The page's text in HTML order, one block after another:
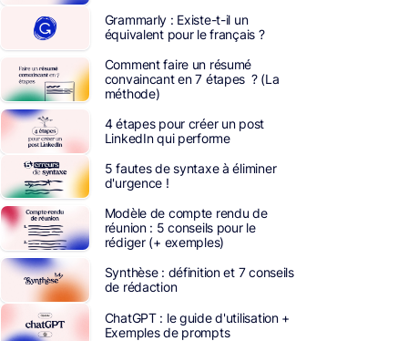
Grammarly : Existe-t-il un
équivalent pour le français ?
Comment faire un résumé
convaincant en 7 étapes ? (La
méthode)
4 étapes pour créer un post
LinkedIn qui performe
5 fautes de syntaxe à éliminer
d'urgence !
Modèle de compte rendu de
réunion : 5 conseils pour le
rédiger (+ exemples)
Synthèse : définition et 7 conseils
de rédaction
ChatGPT : le guide d'utilisation +
Exemples de prompts